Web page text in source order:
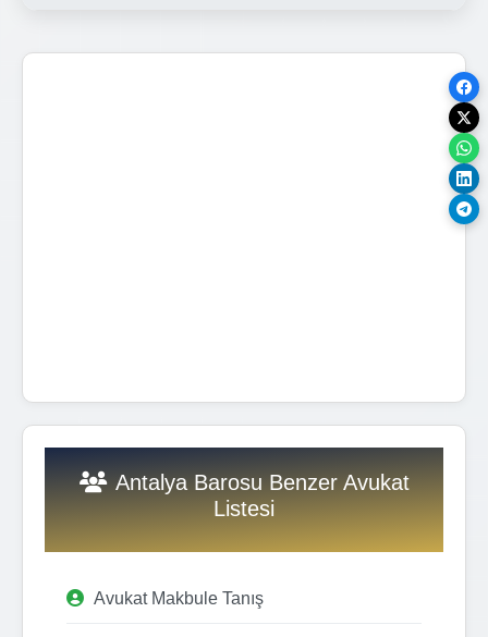
Antalya Barosu Benzer Avukat
Listesi
Avukat Makbule Tanış